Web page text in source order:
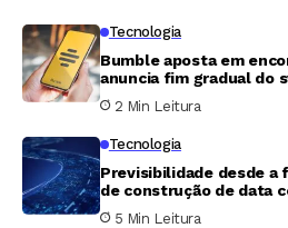
Tecnologia
Bumble aposta em
anuncia fim gradual do
2 Min Leitura
Tecnologia
Previsibilidade desde a
de construção de data
incerteza
5 Min Leitura